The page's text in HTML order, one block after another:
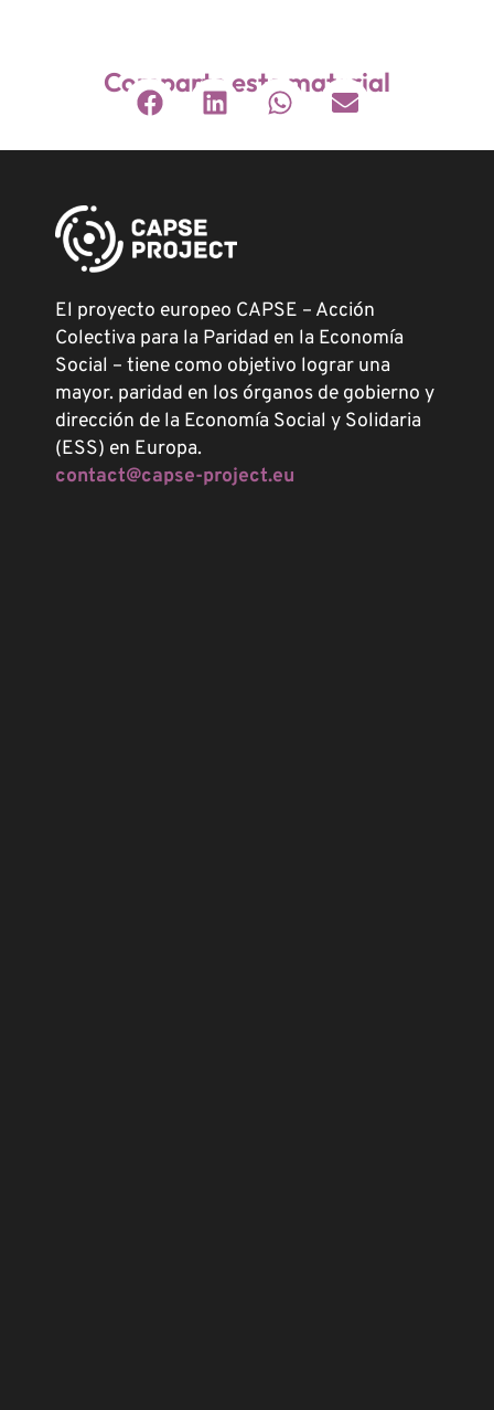
Comparte este material
El proyecto europeo CAPSE – Acción
Colectiva para la Paridad en la Economía
Social – tiene como objetivo lograr una
mayor. paridad en los órganos de gobierno y
dirección de la Economía Social y Solidaria
(ESS) en Europa.
contact@capse-project.eu